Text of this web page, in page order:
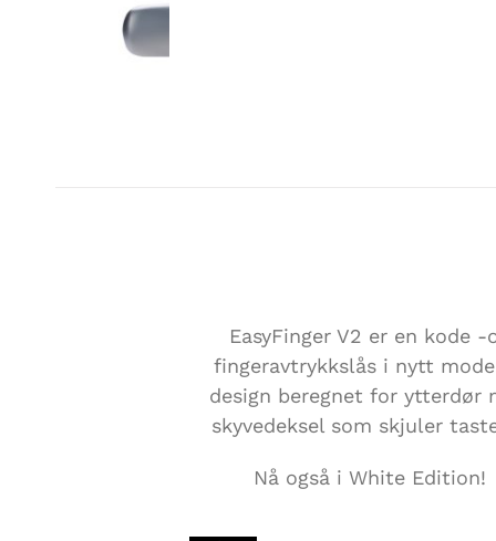
EasyFinger V2 er en kode -
fingeravtrykkslås i nytt
design beregnet for ytterdør
skyvedeksel som skjuler
Nå også i White Edition!